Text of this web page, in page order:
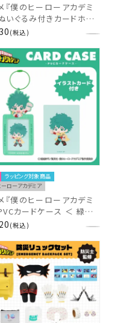
『僕のヒーローアカデミ
いぐるみ付きカードホル
荼毘 ＞ MH30519 ヒ
税込
ラッピング対象商品
ローアカデミア
『僕のヒーローアカデミ
カードケース ＜ 緑谷
MH30534 ヒロアカ
税込